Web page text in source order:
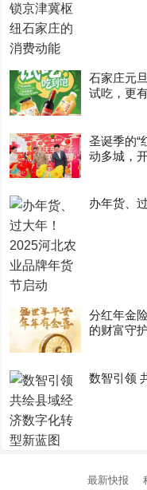
石家庄元
试吃，更
圣诞季的“
动多城，
办年货、
分红年金
的财富守
数智引领
最新快报